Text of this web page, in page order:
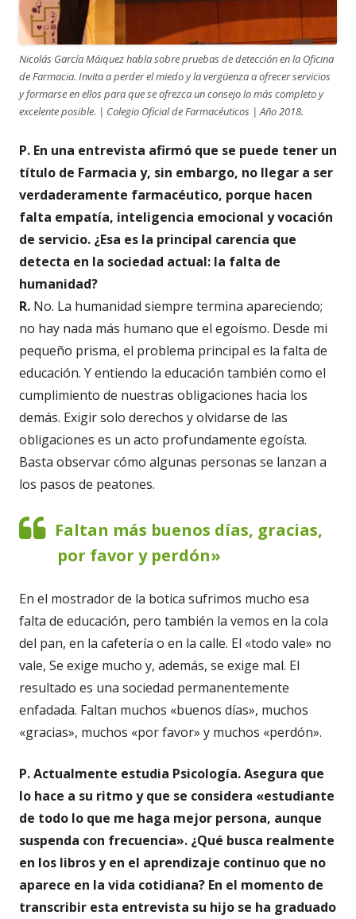
Nicolás García Máiquez habla sobre pruebas de detección en la Oficina
de Farmacia. Invita a perder el miedo y la vergüenza a ofrecer servicios
y formarse en ellos para que se ofrezca un consejo lo más completo y
excelente posible. | Colegio Oficial de Farmacéuticos | Año 2018.
P. En una entrevista afirmó que se puede tener un
título de Farmacia y, sin embargo, no llegar a ser
verdaderamente farmacéutico, porque hacen
falta empatía, inteligencia emocional y vocación
de servicio. ¿Esa es la principal carencia que
detecta en la sociedad actual: la falta de
humanidad?
R. No. La humanidad siempre termina apareciendo;
no hay nada más humano que el egoísmo. Desde mi
pequeño prisma, el problema principal es la falta de
educación. Y entiendo la educación también como el
cumplimiento de nuestras obligaciones hacia los
demás. Exigir solo derechos y olvidarse de las
obligaciones es un acto profundamente egoísta.
Basta observar cómo algunas personas se lanzan a
los pasos de peatones.
Faltan más buenos días, gracias,
por favor y perdón»
En el mostrador de la botica sufrimos mucho esa
falta de educación, pero también la vemos en la cola
del pan, en la cafetería o en la calle. El «todo vale» no
vale, Se exige mucho y, además, se exige mal. El
resultado es una sociedad permanentemente
enfadada. Faltan muchos «buenos días», muchos
«gracias», muchos «por favor» y muchos «perdón».
P. Actualmente estudia Psicología. Asegura que
lo hace a su ritmo y que se considera «estudiante
de todo lo que me haga mejor persona, aunque
suspenda con frecuencia». ¿Qué busca realmente
en los libros y en el aprendizaje continuo que no
aparece en la vida cotidiana? En el momento de
transcribir esta entrevista su hijo se ha graduado